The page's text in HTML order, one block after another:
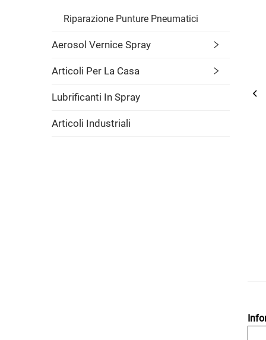
Riparazione Punture Pneumatici
Aerosol Vernice Spray
Articoli Per La Casa
Lubrificanti In Spray
Articoli Industriali